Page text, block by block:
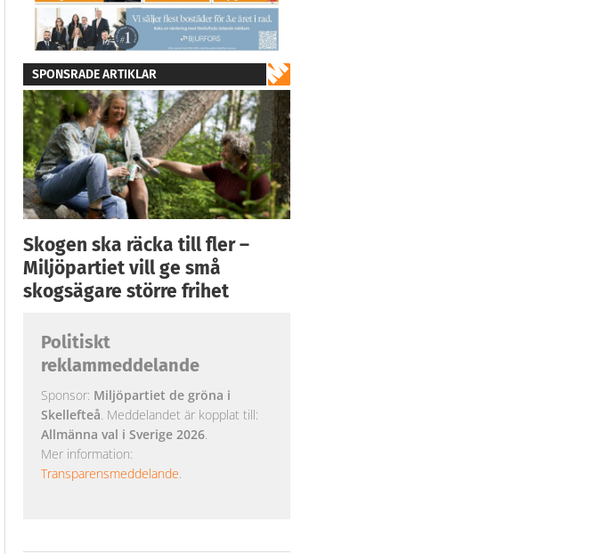
SPONSRADE ARTIKLAR
Skogen ska räcka till fler –
Miljöpartiet vill ge små
skogsägare större frihet
Politiskt
reklammeddelande
Sponsor: Miljöpartiet de gröna i
Skellefteå. Meddelandet är kopplat till:
Allmänna val i Sverige 2026.
Mer information:
Transparensmeddelande.